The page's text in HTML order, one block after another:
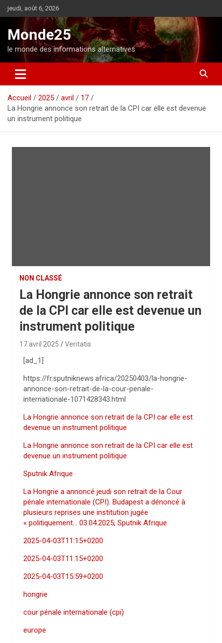
l
o
n
jeudi, août 6, 2026
Monde25
le monde des informations alternatives
Accueil 2025 avril
17
La Hongrie annonce son retrait de la CPI car elle est devenue
un instrument politique
NON CLASSÉ
La Hongrie annonce son retrait
de la CPI car elle est devenue un
instrument politique
17 avril 2025 Veritatis
[ad_1]
https://fr.sputniknews.africa/20250403/la-hongrie-
annonce-son-retrait-de-la-cour-penale-
internationale-1071428343.html
La Hongrie annonce son retrait de la CPI car elle est
devenue un instrument politique
La Hongrie annonce son retrait de la CPI car elle est
devenue un instrument politique
Sputnik Afrique
La Hongrie a annoncé jeudi son retrait de la Cour
pénale internationale (CPI). Budapest a dénoncé à
plusieurs reprises une institution jugée
« politiquement… 03.04.2025, Sputnik Afrique
2025-04-03T11:15+0200
2025-04-03T11:15+0200
2025-04-03T15:59+0200
hongrie
cour pénale internationale (cpi)
europe